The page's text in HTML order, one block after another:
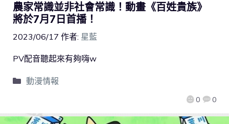
農家常識並非社會常識！動畫《百姓貴族》
將於7月7日首播！
2023/06/17 作者: 星藍
0 0
PV配音聽起來有夠嗨w
動漫情報